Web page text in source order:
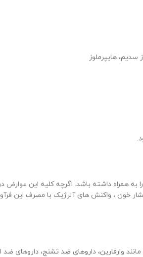
سدیم، هایپرملوز
همراه داشته باشد. اگرچه کلیه این
خون ، واکنش های آلرژیک با مصرف این
وارفارین، داروهای ضد تشنج، داروهای